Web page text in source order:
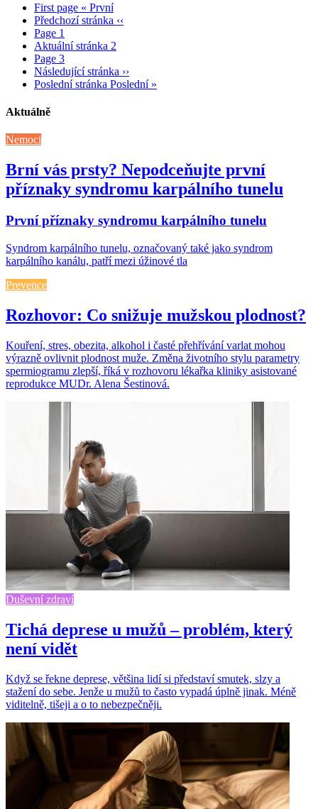
First page « První
Předchozí stránka ‹‹
Page 1
Aktuální stránka 2
Page 3
Následující stránka ››
Poslední stránka Poslední »
Aktuálně
Nemoci
Brní vás prsty? Nepodceňujte první
příznaky syndromu karpálního tunelu
První příznaky syndromu karpálního tunelu
Syndrom karpálního tunelu, označovaný také jako syndrom
karpálního kanálu, patří mezi úžinové tla
Prevence
Rozhovor: Co snižuje mužskou plodnost?
Kouření, stres, obezita, alkohol i časté přehřívání varlat mohou
výrazně ovlivnit plodnost muže. Změna životního stylu parametry
spermiogramu zlepší, říká v rozhovoru lékařka kliniky asistované
reprodukce MUDr. Alena Šestinová.
Duševní zdraví
Tichá deprese u mužů – problém, který
není vidět
Když se řekne deprese, většina lidí si představí smutek, slzy a
stažení do sebe. Jenže u mužů to často vypadá úplně jinak. Méně
viditelně, tišeji a o to nebezpečněji.